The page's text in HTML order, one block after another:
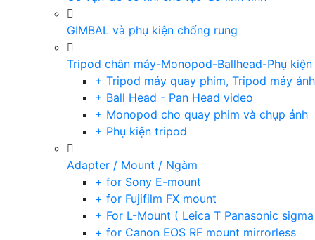
GIMBAL và phụ kiện chống rung
Tripod chân máy-Monopod-Ballhead-Phụ kiện
+ Tripod máy quay phim, Tripod máy
+ Ball Head - Pan Head video
+ Monopod cho quay phim và chụp ảnh
+ Phụ kiện tripod
Adapter / Mount / Ngàm
+ for Sony E-mount
+ for Fujifilm FX mount
+ For L-Mount ( Leica T Panasonic
+ for Canon EOS RF mount mirrorless